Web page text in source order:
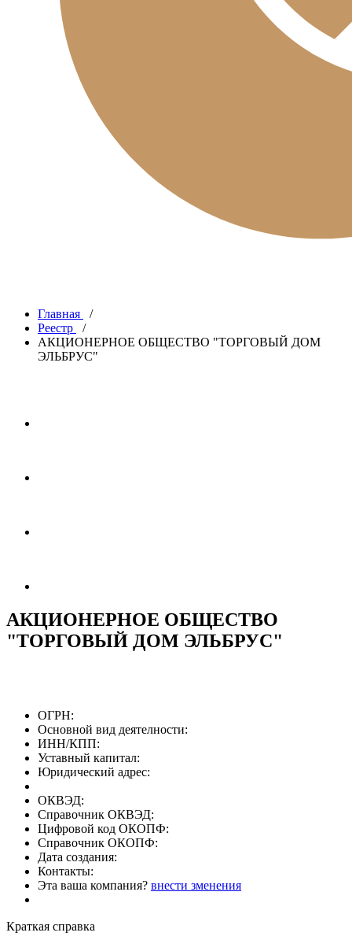
Главная
/
Реестр
/
АКЦИОНЕРНОЕ ОБЩЕСТВО "ТОРГОВЫЙ ДОМ
ЭЛЬБРУС"
АКЦИОНЕРНОЕ ОБЩЕСТВО
"ТОРГОВЫЙ ДОМ ЭЛЬБРУС"
ОГРН:
Основной вид деятелности:
ИНН/КПП:
Уставный капитал:
Юридический адрес:
ОКВЭД:
Справочник ОКВЭД:
Цифровой код ОКОПФ:
Справочник ОКОПФ:
Дата создания:
Контакты:
Эта ваша компания? внести зменения
Краткая справка